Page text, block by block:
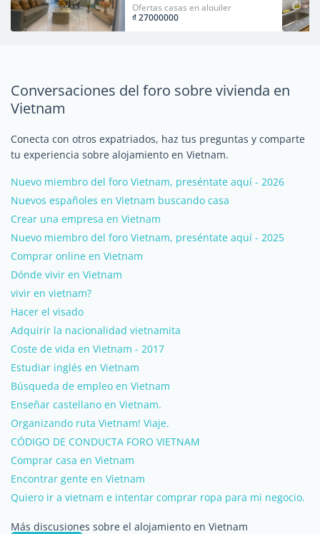
Han.
Ofertas casas en alquiler
₫ 27000000
Conversaciones del foro sobre vivienda en
Vietnam
Conecta con otros expatriados, haz tus preguntas y comparte
tu experiencia sobre alojamiento en Vietnam.
Nuevo miembro del foro Vietnam, preséntate aquí - 2026
Nuevos españoles en Vietnam buscando casa
Crear una empresa en Vietnam
Nuevo miembro del foro Vietnam, preséntate aquí - 2025
Comprar online en Vietnam
Dónde vivir en Vietnam
vivir en vietnam?
Hacer el visado
Adquirir la nacionalidad vietnamita
Coste de vida en Vietnam - 2017
Estudiar inglés en Vietnam
Búsqueda de empleo en Vietnam
Enseñar castellano en Vietnam.
Organizando ruta Vietnam! Viaje.
CÓDIGO DE CONDUCTA FORO VIETNAM
Comprar casa en Vietnam
Encontrar gente en Vietnam
Quiero ir a vietnam e intentar comprar ropa para mi negocio.
Más discusiones sobre el alojamiento en Vietnam